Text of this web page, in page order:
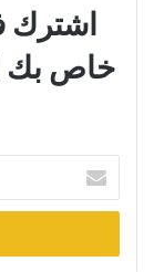
خاص بك
بريدك
الإلكتروني